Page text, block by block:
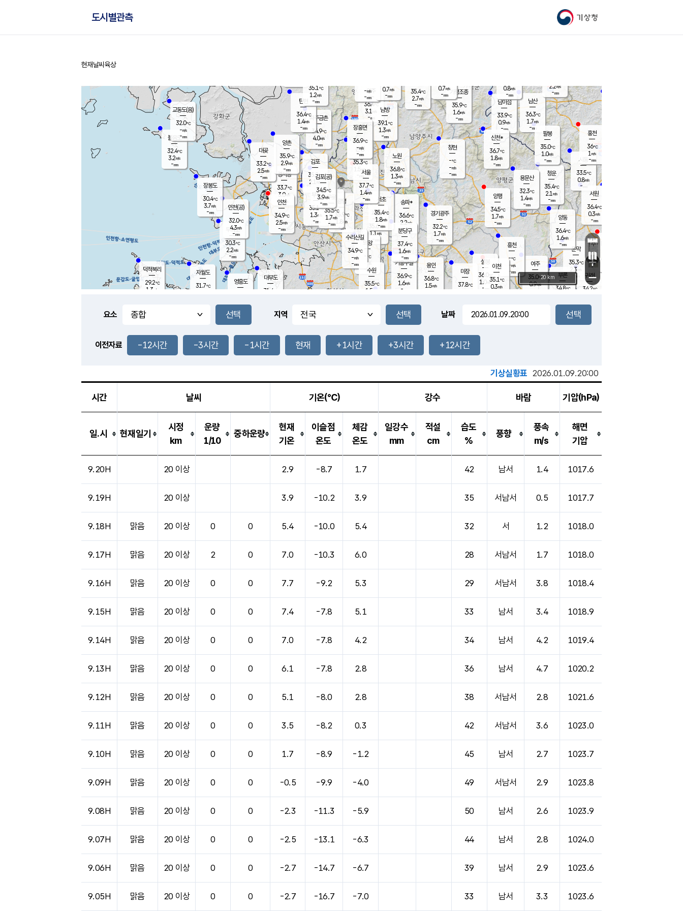
기상청
도시별관측
홈
현재날씨 육상
풍도
2.8m/s
문막
35.3℃
2.3m/s
mm
남이섬
33.9℃
0.9m/s
-mm
무의도
30.3℃
2.2m/s
-mm
영흥도
볼음도
32.4℃
3.2m/s
-mm
자월도
31.7℃
양주
36.4℃
3.1
-mm
부론
34.8℃
과천
35.6℃
1.1m/s
- mm
남산
36.3℃
1.7m/s
-mm
장봉도
30.4℃
3.7m/s
-mm
-mm
청운
35.4℃
2.1 m/s
-mm
팔봉
35.0℃
1.0m/s
-mm
-mm
용인
36.8℃
1.5m/s
여주
35.0℃
0.9m/s
양동
36.4℃
1.6m/s
-mm
경기광주
32.2℃
1.7m/s
-mm
장호원
0.8m/s
-mm
33.8
℃
대부도
31.4
-
경서동
33.7℃
3.0m/s
-mm
파주금촌
34.9℃
4.0m/s
-mm
가평조종
35.9℃
1.6m/s
-mm
35.4℃
2.7m/s
-mm
대곶
33.2℃
2.5m/s
-mm
신천*
36.7℃
1.8m/s
-mm
창현
-℃
-m/s
-mm
탄현
36.4℃
1.4m/s
-mm
0.7m/s
-mm
36.4℃
1.1m/s
-mm
흥천
-℃
-m/s
-mm
마장
37.8℃
의왕
- ℃
m/s
mm
김포
35.2℃
2.1 m/s
mm
설봉
36.0
1.0 m/s
- mm
광명
35.9 ℃
1.8 m/s
-mm
부천
35.1℃
1.3m/s
-mm
-mm
양촌
35.9℃
2.9m/s
-mm
구로
35.5℃
1.7m/s
-mm
은평
35.3℃
1.5 m/s
- mm
노원
36.8℃
1.3m/s
-mm
송파*
36.6℃
2.2m/s
-mm
서초
35.4℃
1.8m/s
-mm
남방
39.1℃
1.3m/s
-mm
기흥구갈
36.9℃
1.6m/s
-
수리산길
34.9℃
-m/s
-mm
분당구
37.4℃
1.6m/s
-mm
장흥면
36.9℃
-m/s
-mm
-m/s
-mm
시동
33.5℃
0.8m/s
- mm
귀래
34.2℃
서원
36.4℃
0.3m/s
-mm
용문산
32.3℃
1.4m/s
-mm
덕적북리
29.2℃
1.3 m/s
인천(공)
32.0℃
4.3m/s
-mm
김포(공)
34.5℃
3.9m/s
-mm
교동도(음)
32.0℃
-m/s
-mm
홍천
36℃
1 m/s
-mm
이천
35.1℃
0.3m/s
양평
34.5℃
1.7m/s
-mm
수원
35.5℃
1.5 m/s
인천
34.9℃
2.5m/s
-mm
서울
37.7℃
1.4m/s
-mm
2.2m/s
-mm
35.1℃
1.2m/s
-mm
0.7m/s
-mm
+
−
20 km
요소 지역 날짜
이전자료 -12시간 -3시간 -1시간 현재 +1시간 +3시간 +12시간
기상실황표 2026.01.09.20:00
시간 날씨 기온(℃) 강수 바람 기압(hPa)
일.시 현재일기
시정
km
운량
1/10
중하운량
현재
기온
이슬점
온도
체감
온도
일강수
mm
적설
cm
습도
%
풍향
풍속
m/s
해면
기압
9.20H 20 이상 2.9 -8.7 1.7 42 남서 1.4 1017.6
9.19H 20 이상 3.9 -10.2 3.9 35 서남서 0.5 1017.7
9.18H 맑음 20 이상 0 0 5.4 -10.0 5.4 32 서 1.2 1018.0
9.17H 맑음 20 이상 2 0 7.0 -10.3 6.0 28 서남서 1.7 1018.0
9.16H 맑음 20 이상 0 0 7.7 -9.2 5.3 29 서남서 3.8 1018.4
9.15H 맑음 20 이상 0 0 7.4 -7.8 5.1 33 남서 3.4 1018.9
9.14H 맑음 20 이상 0 0 7.0 -7.8 4.2 34 남서 4.2 1019.4
9.13H 맑음 20 이상 0 0 6.1 -7.8 2.8 36 남서 4.7 1020.2
9.12H 맑음 20 이상 0 0 5.1 -8.0 2.8 38 서남서 2.8 1021.6
9.11H 맑음 20 이상 0 0 3.5 -8.2 0.3 42 서남서 3.6 1023.0
9.10H 맑음 20 이상 0 0 1.7 -8.9 -1.2 45 남서 2.7 1023.7
9.09H 맑음 20 이상 0 0 -0.5 -9.9 -4.0 49 서남서 2.9 1023.8
9.08H 맑음 20 이상 0 0 -2.3 -11.3 -5.9 50 남서 2.6 1023.9
9.07H 맑음 20 이상 0 0 -2.5 -13.1 -6.3 44 남서 2.8 1024.0
9.06H 맑음 20 이상 0 0 -2.7 -14.7 -6.7 39 남서 2.9 1023.6
9.05H 맑음 20 이상 0 0 -2.7 -16.7 -7.0 33 남서 3.3 1023.6